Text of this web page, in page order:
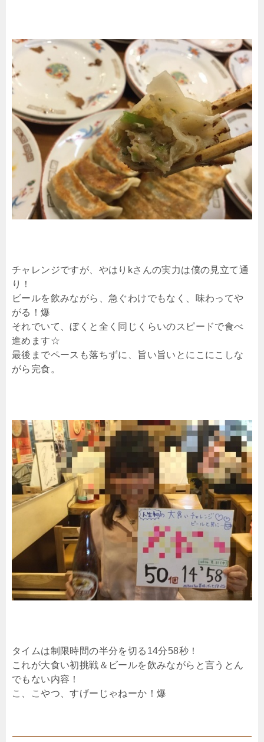
チャレンジですが、やはりkさんの実力は僕の見立て通
り！
ビールを飲みながら、急ぐわけでもなく、味わってや
がる！爆
それでいて、ぼくと全く同じくらいのスピードで食べ
進めます☆
最後までペースも落ちずに、旨い旨いとにこにこしな
がら完食。
タイムは制限時間の半分を切る14分58秒！
これが大食い初挑戦＆ビールを飲みながらと言うとん
でもない内容！
こ、こやつ、すげーじゃねーか！爆